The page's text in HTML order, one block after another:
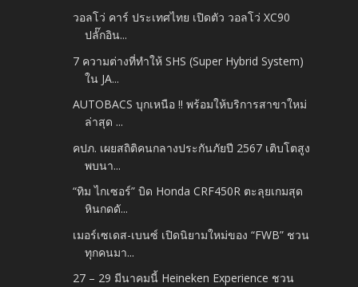
วอลโว่ คาร์ ประเทศไทย เปิดตัว วอลโว่ XC90
ปลั๊กอิน...
7 ความต่างที่ทำให้ SHS (Super Hybrid System)
ใน JA...
AUTOBACS บุกเหนือ !! พร้อมให้บริการสาขาใหม่
ล่าสุด ...
คปภ. เผยสถิติคนกลางประกันภัยปี 2567 เติบโตสูง
พบนา...
“ทิม ไกเซอร์” บิด Honda CRF450R ตะลุยเกมสุด
หินกดดั...
เมอร์เซเดส-เบนซ์ เปิดนิยามใหม่ของ “FWB” ชวน
ทุกคนมา...
27 – 29 มีนาคมนี้ Heineken Experience ชวน